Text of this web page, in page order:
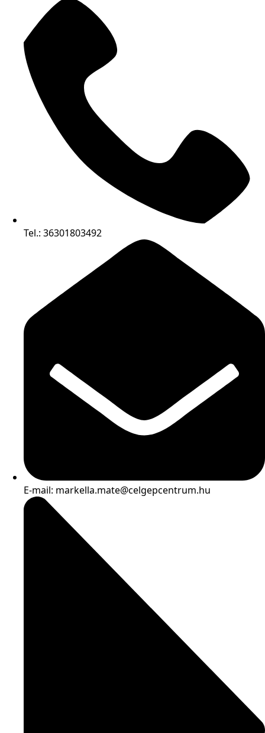
Tel.: 36301803492
E-mail: markella.mate@celgepcentrum.hu